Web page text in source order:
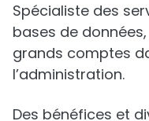
Spécialiste des
bases de
grands comptes
l’administration.
Des bénéfices et